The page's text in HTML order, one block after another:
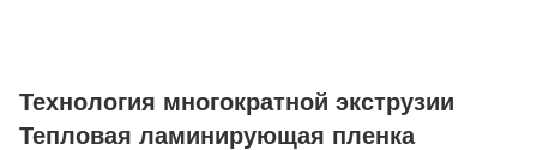
Технология многократной экструзии
Тепловая ламинирующая пленка